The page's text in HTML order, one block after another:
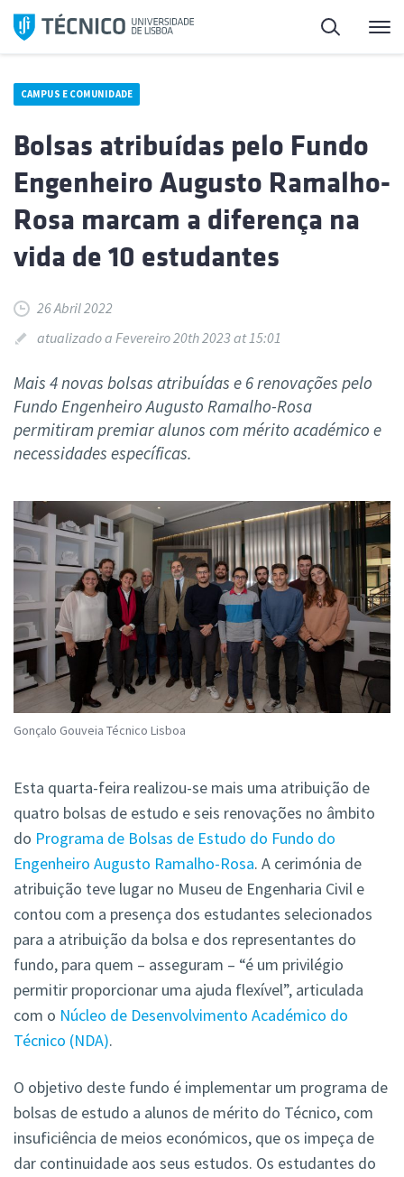
Saltar
para
Pesquisa
CAMPUS E COMUNIDADE
Bolsas atribuídas pelo Fundo
Engenheiro Augusto Ramalho-
Rosa marcam a diferença na
vida de 10 estudantes
26 Abril 2022
atualizado a Fevereiro 20th 2023 at 15:01
Mais 4 novas bolsas atribuídas e 6 renovações pelo
Fundo Engenheiro Augusto Ramalho-Rosa
permitiram premiar alunos com mérito académico e
necessidades específicas.
Gonçalo Gouveia Técnico Lisboa
Esta quarta-feira realizou-se mais uma atribuição de
quatro bolsas de estudo e seis renovações no âmbito
do Programa de Bolsas de Estudo do Fundo do
Engenheiro Augusto Ramalho-Rosa. A cerimónia de
atribuição teve lugar no Museu de Engenharia Civil e
contou com a presença dos estudantes selecionados
para a atribuição da bolsa e dos representantes do
fundo, para quem – asseguram – “é um privilégio
permitir proporcionar uma ajuda flexível”, articulada
com o Núcleo de Desenvolvimento Académico do
Técnico (NDA).
O objetivo deste fundo é implementar um programa de
bolsas de estudo a alunos de mérito do Técnico, com
insuficiência de meios económicos, que os impeça de
dar continuidade aos seus estudos. Os estudantes do